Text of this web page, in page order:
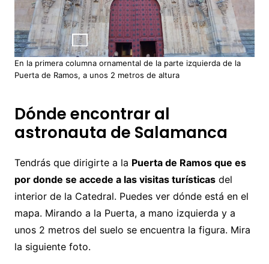
En la primera columna ornamental de la parte izquierda de la
Puerta de Ramos, a unos 2 metros de altura
Dónde encontrar al
astronauta de Salamanca
Tendrás que dirigirte a la Puerta de Ramos que es
por donde se accede a las visitas turísticasdel
interior de la Catedral. Puedes ver dónde está en el
mapa. Mirando a la Puerta, a mano izquierda y a
unos 2 metros del suelo se encuentra la figura. Mira
la siguiente foto.